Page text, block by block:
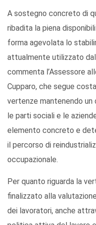
A sostegno concreto di
ribadita la piena
forma agevolata lo
attualmente utilizzato
commenta l’Assessore
Cupparo, che segue
vertenze mantenendo
le parti sociali e le
elemento concreto e
il percorso di
occupazionale.
Per quanto riguarda la
finalizzato alla
dei lavoratori, anche